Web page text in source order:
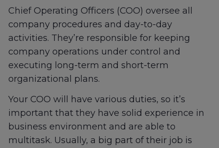
Chief Operating Officers (COO) oversee all
company procedures and day-to-day
activities. They’re responsible for keeping
company operations under control and
executing long-term and short-term
organizational plans.
Your COO will have various duties, so it’s
important that they have solid experience in
business environment and are able to
multitask. Usually, a big part of their job is